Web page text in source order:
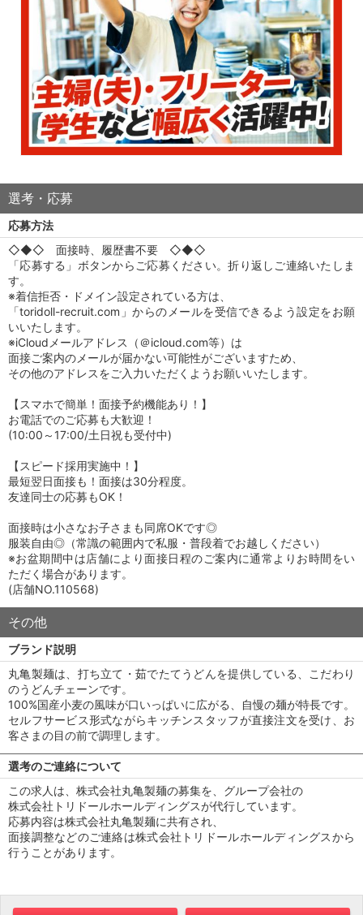
選考・応募
応募方法
◇◆◇ 面接時、履歴書不要 ◇◆◇
「応募する」ボタンからご応募ください。折り返しご連絡いたしま
す。
※着信拒否・ドメイン設定されている方は、
「toridoll-recruit.com」からのメールを受信できるよう設定をお願
いいたします。
※iCloudメールアドレス（＠icloud.com等）は
面接ご案内のメールが届かない可能性がございますため、
その他のアドレスをご入力いただくようお願いいたします。
【スマホで簡単！面接予約機能あり！】
お電話でのご応募も大歓迎！
(10:00～17:00/土日祝も受付中)
【スピード採用実施中！】
最短翌日面接も！面接は30分程度。
友達同士の応募もOK！
面接時は小さなお子さまも同席OKです◎
服装自由◎（常識の範囲内で私服・普段着でお越しください）
※お盆期間中は店舗により面接日程のご案内に通常よりお時間をい
ただく場合があります。
(店舗NO.110568)
その他
ブランド説明
丸亀製麺は、打ち立て・茹でたてうどんを提供している、こだわり
のうどんチェーンです。
100%国産小麦の風味が口いっぱいに広がる、自慢の麺が特長です。
セルフサービス形式ながらキッチンスタッフが直接注文を受け、お
客さまの目の前で調理します。
選考のご連絡について
この求人は、株式会社丸亀製麺の募集を、グループ会社の
株式会社トリドールホールディングスが代行しています。
応募内容は株式会社丸亀製麺に共有され、
面接調整などのご連絡は株式会社トリドールホールディングスから
行うことがあります。